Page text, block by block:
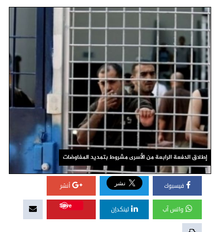
إطلاق الدفعة الرابعة من الأسرى مشروط بتمديد المفاوضات
فيسبوك أنشر
واتس آب لينكدإن
Save